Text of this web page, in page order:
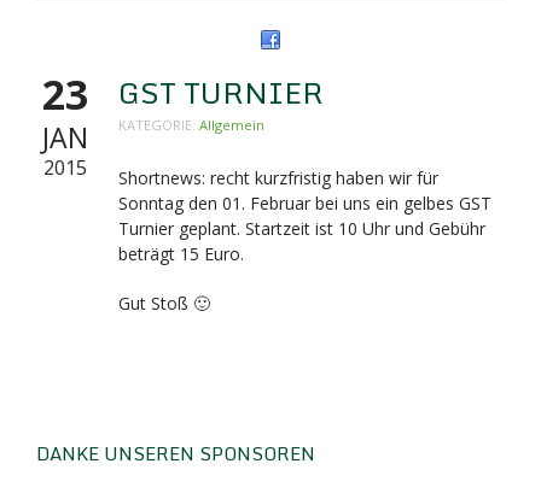
23
JAN
2015
GST TURNIER
KATEGORIE: Allgemein
Shortnews: recht kurzfristig haben wir für
Sonntag den 01. Februar bei uns ein gelbes GST
Turnier geplant. Startzeit ist 10 Uhr und Gebühr
beträgt 15 Euro.
Gut Stoß 🙂
DANKE UNSEREN SPONSOREN